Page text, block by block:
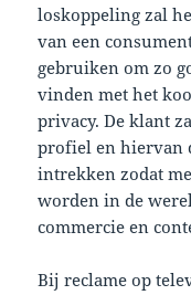
loskoppeling zal
van een
gebruiken om zo
vinden met het
privacy. De klant
profiel en hiervan
intrekken zodat
worden in de
commercie en
Bij reclame op